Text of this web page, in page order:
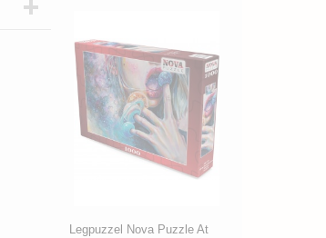
Legpuzzel Nova Puzzle At